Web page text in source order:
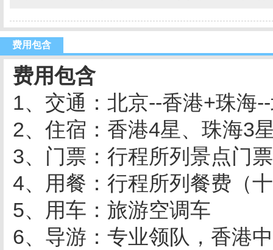
费用包含
费用包含
1、交通：北京--香港+珠海
2、住宿：香港4星、珠海3
3、门票：行程所列景点门票
4、用餐：行程所列餐费（
5、用车：旅游空调车
6、导游：专业领队，香港